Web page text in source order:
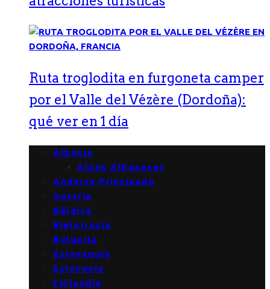
Ruta troglodita en furgoneta camper
por el Valle del Vézère (Dordoña):
qué ver en 1 día
Albania
Alpes Albaneses
Andorra Principado
Austria
Bélgica
Bielorrusia
Bulgaria
Eslovaquia
Eslovenia
Finlandia